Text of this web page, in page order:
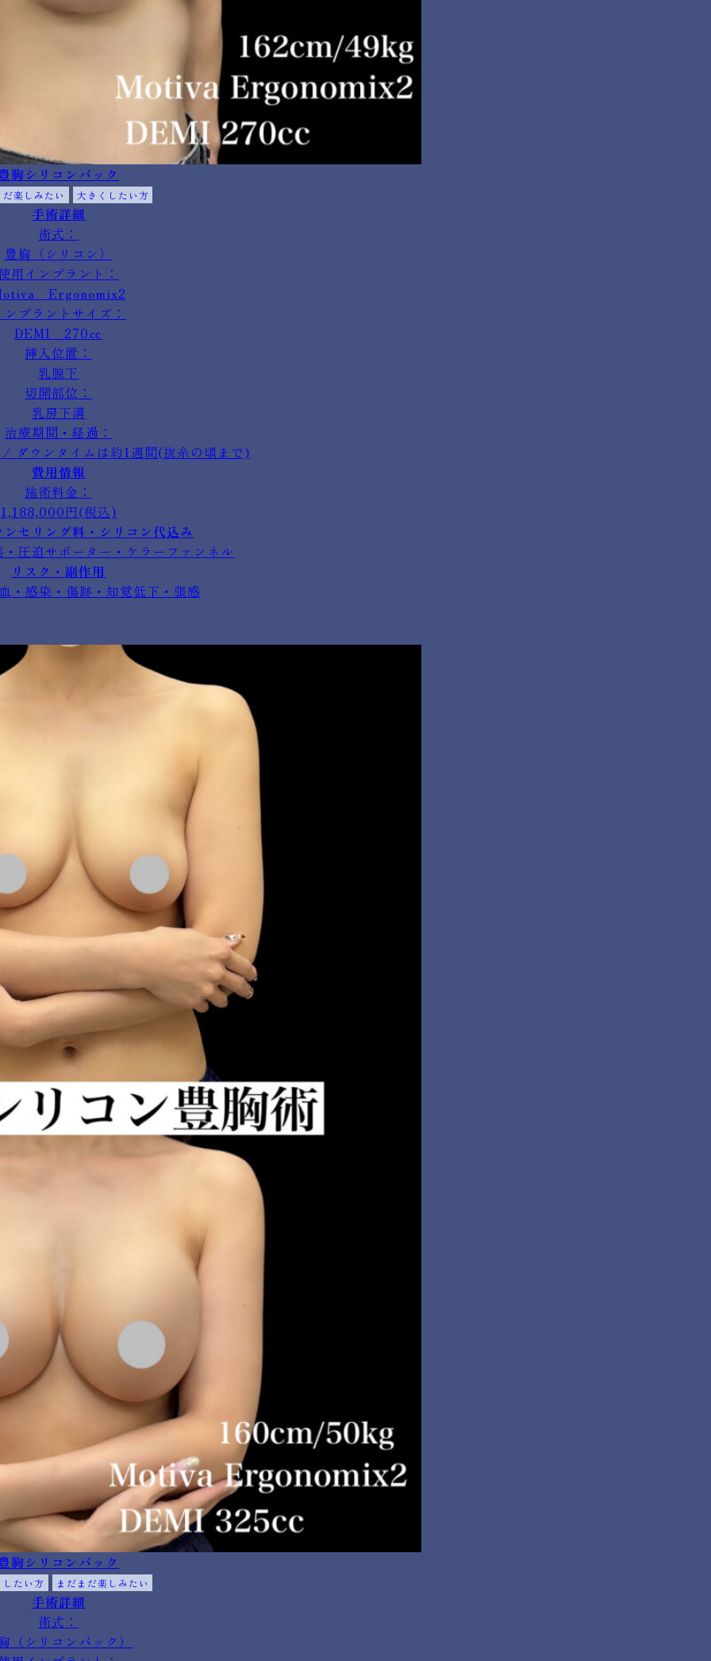
胸シリコンバック
楽しみたい 大きくしたい方
手術詳細
術式：
豊胸（シリコン）
用インプラント：
Ergonomix2
ンプラントサイズ：
DEMI 270㏄
挿入位置：
乳腺下
切開部位：
乳房下溝
治療期間・経過：
ダウンタイムは約1週間(抜糸の頃まで)
費用情報
施術料金：
1,188,000円(税込)
セリング料・シリコン代込み
圧迫サポーター・ケラーファンネル
リスク・副作用
・感染・傷跡・知覚低下・張感
胸シリコンバック
したい方 まだまだ楽しみたい
手術詳細
術式：
（シリコンバック）